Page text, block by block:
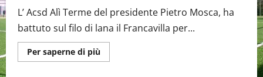
L’ Acsd Alì Terme del presidente Pietro Mosca, ha
battuto sul filo di lana il Francavilla per...
Per saperne di piùMaggiori
informazioni